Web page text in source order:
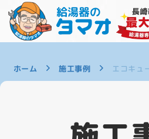
ホーム 施工事例 エコキ